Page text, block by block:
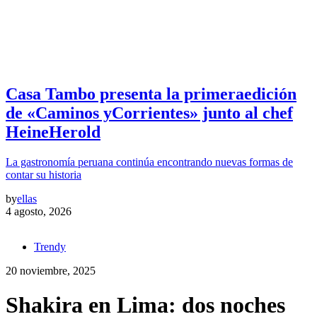
Casa Tambo presenta la primeraedición
de «Caminos yCorrientes» junto al chef
HeineHerold
La gastronomía peruana continúa encontrando nuevas formas de
contar su historia
byellas
4 agosto, 2026
Trendy
20 noviembre, 2025
Shakira en Lima: dos noches